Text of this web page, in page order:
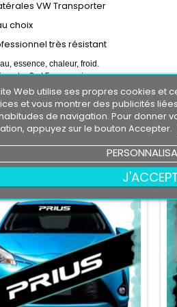
VW Transporter
choix
très résistant
essence, chaleur, froid.
entre 3 et 5 ans environs
livré directement sur papier transfert.
de fond , la couleur de fond représente votre
d'un logo sans autorisation de son propriétaire
PRODUITS DANS LA MÊME
Web utilise ses propres cookies et
et vous montrer des publicités
de navigation. Pour donner
appuyez sur le bouton Accepter.